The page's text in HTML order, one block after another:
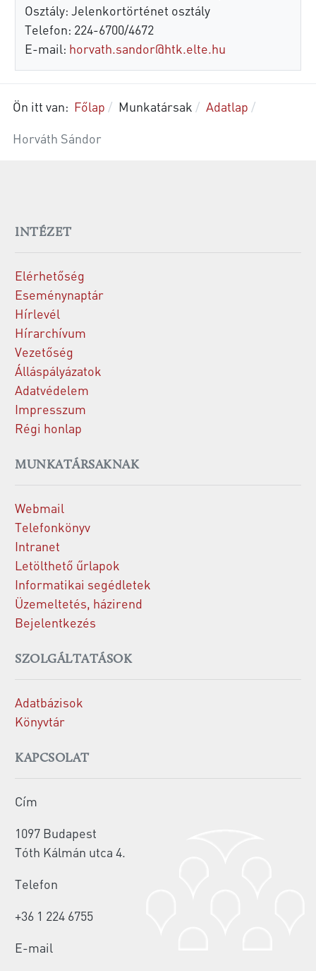
Osztály: Jelenkortörténet osztály
Telefon: 224-6700/4672
E-mail: horvath.sandor@htk.elte.hu
Ön itt van: Főlap Munkatársak
Adatlap
Horváth Sándor
INTÉZET
Elérhetőség
Eseménynaptár
Hírlevél
Hírarchívum
Vezetőség
Álláspályázatok
Adatvédelem
Impresszum
Régi honlap
MUNKATÁRSAKNAK
Webmail
Telefonkönyv
Intranet
Letölthető űrlapok
Informatikai segédletek
Üzemeltetés, házirend
Bejelentkezés
SZOLGÁLTATÁSOK
Adatbázisok
Könyvtár
KAPCSOLAT
Cím
1097 Budapest
Tóth Kálmán utca 4.
Telefon
+36 1 224 6755
E-mail